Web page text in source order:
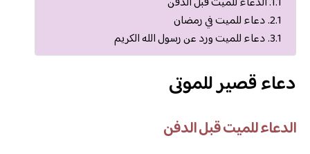
دعاء للميت في رمضان
دعاء للميت ورد عن رسول الله الكريم
دعاء قصير للموتى
الدعاء للميت قبل الدفن